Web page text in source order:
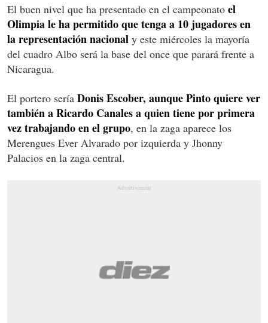
El buen nivel que ha presentado en el campeonato el
Olimpia le ha permitido que tenga a 10 jugadores en
la representación nacional y este miércoles la mayoría
del cuadro Albo será la base del once que parará frente a
Nicaragua.
El portero sería Donis Escober, aunque Pinto quiere ver
también a Ricardo Canales a quien tiene por primera
vez trabajando en el grupo, en la zaga aparece los
Merengues Ever Alvarado por izquierda y Jhonny
Palacios en la zaga central.